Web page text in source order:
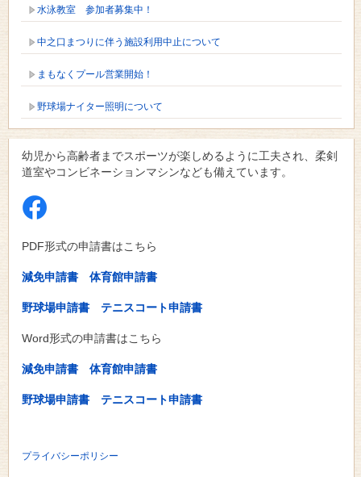
水泳教室 参加者募集中！
中之口まつりに伴う施設利用中止について
まもなくプール営業開始！
野球場ナイター照明について
幼児から高齢者までスポーツが楽しめるように工夫され、柔剣
道室やコンビネーションマシンなども備えています。
PDF形式の申請書はこちら
減免申請書 体育館申請書
野球場申請書 テニスコート申請書
Word形式の申請書はこちら
減免申請書 体育館申請書
野球場申請書 テニスコート申請書
プライバシーポリシー